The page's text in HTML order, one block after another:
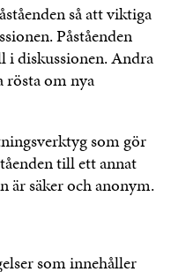
så att viktiga
Påståenden
i diskussionen. Andra
rösta om nya
som gör
till ett annat
är säker och anonym.
som innehåller